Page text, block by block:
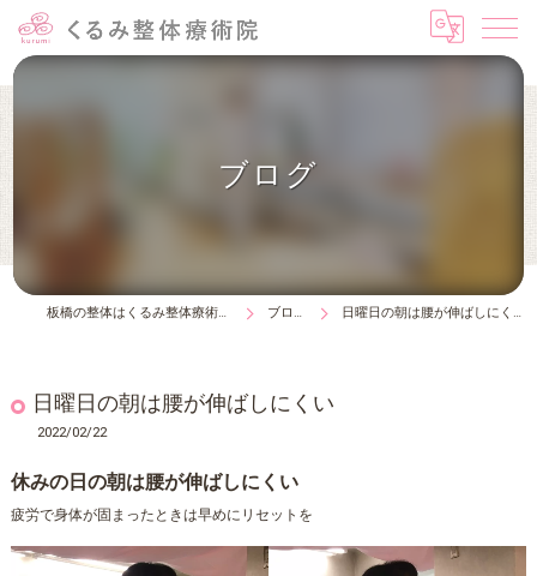
ブログ
板橋の整体はくるみ整体療術院 ブログ 日曜日の朝は腰が伸ばしにくい
日曜日の朝は腰が伸ばしにくい
2022/02/22
休みの日の朝は腰が伸ばしにくい
疲労で身体が固まったときは早めにリセットを